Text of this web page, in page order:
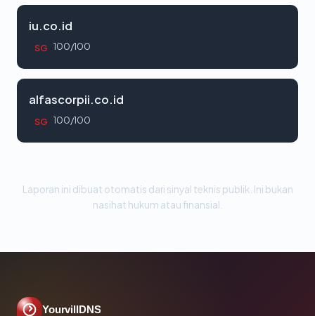
iu.co.id
SG 100/100
alfascorpii.co.id
SG 100/100
Laporan ini dibuat otomatis dari sinyal teknis publik. Ini bukan
nasihat hukum atau finansial.
YourvillDNS